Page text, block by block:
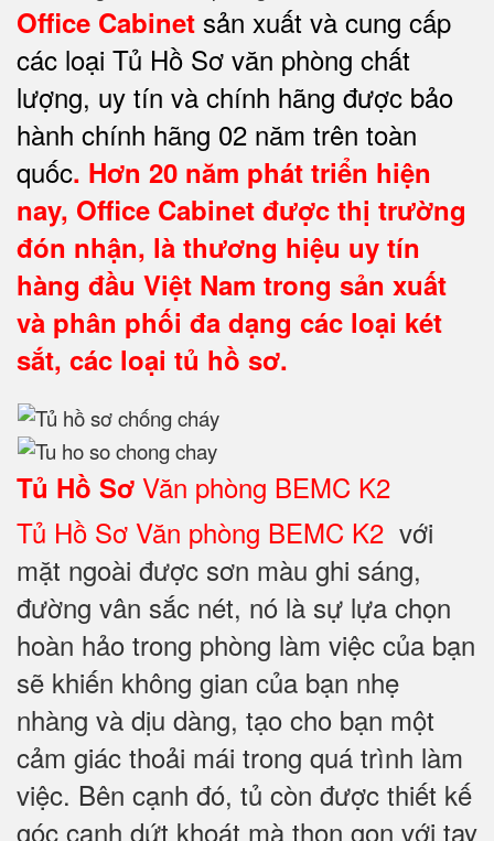
Office Cabinet sản xuất và cung cấp
các loại Tủ Hồ Sơ văn phòng chất
lượng, uy tín và chính hãng được bảo
hành chính hãng 02 năm trên toàn
quốc. Hơn 20 năm phát triển hiện
nay, Office Cabinet được thị trường
đón nhận, là thương hiệu uy tín
hàng đầu Việt Nam trong sản xuất
và phân phối đa dạng các loại két
sắt, các loại tủ hồ sơ.
Tủ Hồ Sơ Văn phòng BEMC K2
Tủ Hồ Sơ Văn phòng BEMC K2 với
mặt ngoài được sơn màu ghi sáng,
đường vân sắc nét, nó là sự lựa chọn
hoàn hảo trong phòng làm việc của bạn
sẽ khiến không gian của bạn nhẹ
nhàng và dịu dàng, tạo cho bạn một
cảm giác thoải mái trong quá trình làm
việc. Bên cạnh đó, tủ còn được thiết kế
góc cạnh dứt khoát mà thon gọn với tay